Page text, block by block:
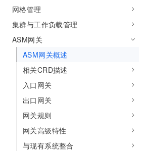
网格管理
集群与工作负载管理
ASM网关
ASM网关概述
相关CRD描述
入口网关
出口网关
网关规则
网关高级特性
与现有系统整合
媒体服务
企业服务与云通信
域名与网站
终端用户计算
Serverless
开发工具
企业出海
政企业务